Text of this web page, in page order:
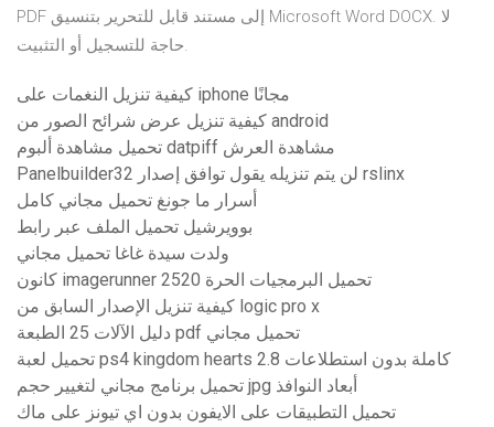
PDF إلى مستند قابل للتحرير بتنسيق Microsoft Word DOCX. لا
حاجة للتسجيل أو التثبيت.
كيفية تنزيل النغمات على iphone مجانًا
كيفية تنزيل عرض شرائح الصور من android
تحميل مشاهدة ألبوم datpiff مشاهدة العرش
Panelbuilder32 لن يتم تنزيله يقول توافق إصدار rslinx
أسرار ما جونغ تحميل مجاني كامل
بوويرشيل تحميل الملف عبر رابط
ولدت سيدة غاغا تحميل مجاني
كانون imagerunner 2520 تحميل البرمجيات الحرة
كيفية تنزيل الإصدار السابق من logic pro x
دليل الآلات 25 الطبعة pdf تحميل مجاني
تحميل لعبة ps4 kingdom hearts 2.8 كاملة بدون استطلاعات
تحميل برنامج مجاني لتغيير حجم jpg أبعاد النوافذ
تحميل التطبيقات على الايفون بدون اي تيونز على ماك